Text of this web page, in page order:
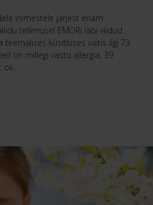
inimestele järjest enam
tellimusel EMORi läbi viidud
teemalises küsitluses väitis ligi 73
on millegi vastu allergia, 39
oli...